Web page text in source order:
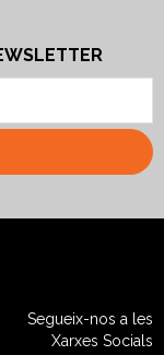
Segueix-nos a les
Xarxes Socials